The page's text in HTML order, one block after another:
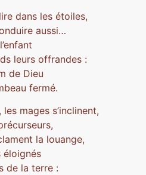
dans les étoiles,
aussi…
leurs offrandes :
de Dieu
fermé.
mages s’inclinent,
la louange,
éloignés
de la terre :